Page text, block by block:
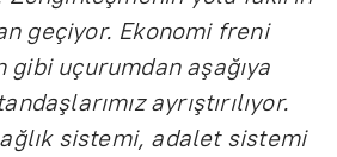
geçiyor. Ekonomi freni
gibi uçurumdan aşağıya
ayrıştırılıyor.
sistemi, adalet sistemi